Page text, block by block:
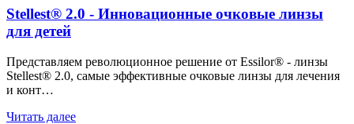
Stellest® 2.0 - Инновационные очковые линзы
для детей
Представляем революционное решение от Essilor® - линзы
Stellest® 2.0, самые эффективные очковые линзы для лечения
и конт…
Читать далее